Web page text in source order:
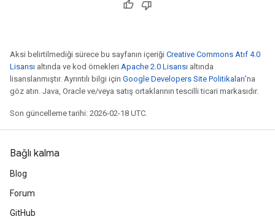
Aksi belirtilmediği sürece bu sayfanın içeriği Creative Commons Atıf 4.0
Lisansı altında ve kod örnekleri Apache 2.0 Lisansı altında
lisanslanmıştır. Ayrıntılı bilgi için Google Developers Site Politikaları'na
göz atın. Java, Oracle ve/veya satış ortaklarının tescilli ticari markasıdır.
Son güncelleme tarihi: 2026-02-18 UTC.
Bağlı kalma
Blog
Forum
GitHub